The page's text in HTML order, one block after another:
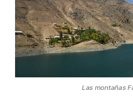
Las montañas